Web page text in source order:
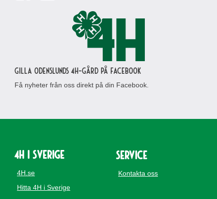
Gilla Odenslunds 4H-gård på Facebook
Få nyheter från oss direkt på din Facebook.
4H i Sverige
4H.se
Hitta 4H i Sverige
Service
Kontakta oss